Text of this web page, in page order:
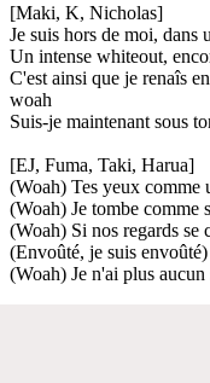
[Maki, K, Nicholas]
Je suis hors de moi, dans
Un intense whiteout,
C'est ainsi que je renaîs
woah
Suis-je maintenant sous
[EJ, Fuma, Taki, Harua]
(Woah) Tes yeux comme
(Woah) Je tombe comme
(Woah) Si nos regards se
(Envoûté, je suis envoûté)
(Woah) Je n'ai plus